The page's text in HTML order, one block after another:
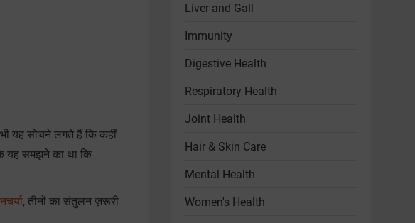
यह सोचने लगते हैं कि कहीं
यह समझने का था कि
, तीनों का संतुलन ज़रूरी
Liver and Gall
Immunity
Digestive Health
Respiratory Health
Joint Health
Hair & Skin Care
Mental Health
Women's Health